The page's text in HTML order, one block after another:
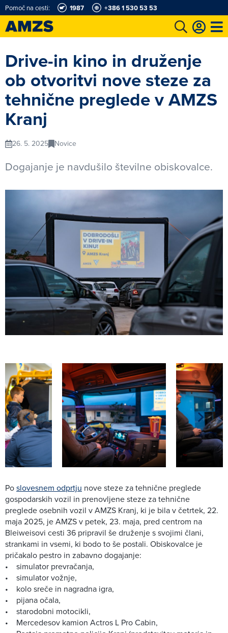
Pomoč na cesti: 1987 +386 1 530 53 53
Drive-in kino in druženje
ob otvoritvi nove steze za
tehnične preglede v AMZS
Kranj
26. 5. 2025 Novice
Dogajanje je navdušilo številne obiskovalce.
Poslovesnem odprtju nove steze za tehnične preglede
gospodarskih vozil in prenovljene steze za tehnične
preglede osebnih vozil v AMZS Kranj, ki je bila v četrtek, 22.
maja 2025, je AMZS v petek, 23. maja, pred centrom na
Bleiweisovi cesti 36 pripravil še druženje s svojimi člani,
strankami in vsemi, ki bodo to še postali. Obiskovalce je
pričakalo pestro in zabavno dogajanje:
• simulator prevračanja,
• simulator vožnje,
• kolo sreče in nagradna igra,
• pijana očala,
• starodobni motocikli,
• Mercedesov kamion Actros L Pro Cabin,